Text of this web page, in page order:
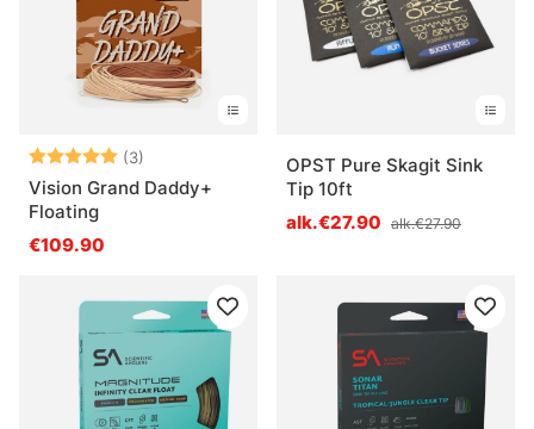
Arvio: (3)
5.0 5:sta tähdestä
Vision Grand Daddy+
Floating
€109.90
OPST Pure Skagit Sink
Tip 10ft
alk.€27.90 alk.€27.90